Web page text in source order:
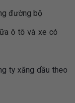
đường bộ
ô tô và xe có
ty xăng dầu theo